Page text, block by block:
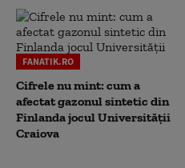
FANATIK.RO
Cifrele nu mint: cum a
afectat gazonul sintetic din
Finlanda jocul Universității
Craiova